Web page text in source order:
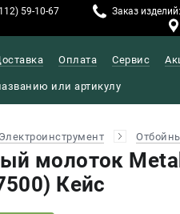
59-10-67 Заказ
Оплата Сервис
Электроинструмент
молоток
Кейс